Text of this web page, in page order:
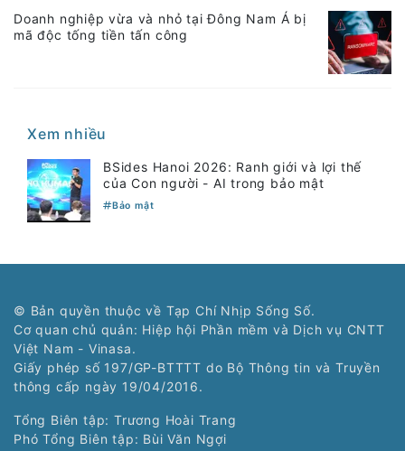
Doanh nghiệp vừa và nhỏ tại Đông Nam Á bị
mã độc tống tiền tấn công
Xem nhiều
BSides Hanoi 2026: Ranh giới và lợi thế
của Con người - AI trong bảo mật
Bảo mật
© Bản quyền thuộc về Tạp Chí Nhịp Sống Số.
Cơ quan chủ quản: Hiệp hội Phần mềm và Dịch vụ CNTT
Việt Nam - Vinasa.
Giấy phép số 197/GP-BTTTT do Bộ Thông tin và Truyền
thông cấp ngày 19/04/2016.
Tổng Biên tập: Trương Hoài Trang
Phó Tổng Biên tập: Bùi Văn Ngợi